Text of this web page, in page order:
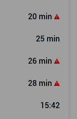
20 min
25 min
26 min
28 min
15:42